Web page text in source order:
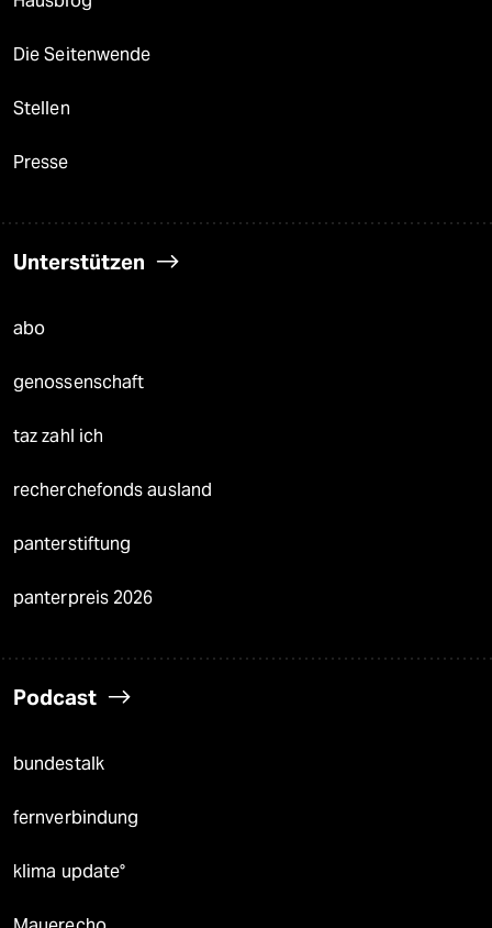
Die Seitenwende
Stellen
Presse
Unterstützen
abo
genossenschaft
taz zahl ich
recherchefonds ausland
panterstiftung
panterpreis 2026
Podcast
bundestalk
fernverbindung
klima update°